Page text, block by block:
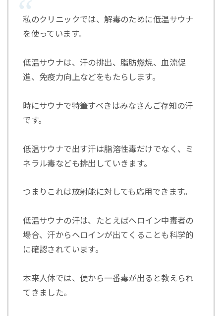
私のクリニックでは、解毒のために低温サウナ
を使っています。
低温サウナは、汗の排出、脂肪燃焼、血流促
進、免疫力向上などをもたらします。
時にサウナで特筆すべきはみなさんご存知の汗
です。
低温サウナで出す汗は脂溶性毒だけでなく、ミ
ネラル毒なども排出していきます。
つまりこれは放射能に対しても応用できます。
低温サウナの汗は、たとえばヘロイン中毒者の
場合、汗からヘロインが出てくることも科学的
に確認されています。
本来人体では、便から一番毒が出ると教えられ
てきました。